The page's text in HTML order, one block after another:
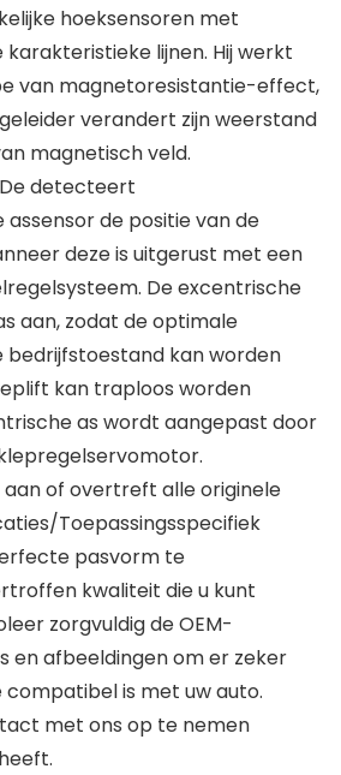
hoeksensoren met
lijnen. Hij werkt
van magnetoresistantie-effect,
verandert zijn weerstand
magnetisch veld.
detecteert
de positie van de
deze is uitgerust met een
De excentrische
aan, zodat de optimale
bedrijfstoestand kan worden
kan traploos worden
as wordt aangepast door
of overtreft alle originele
Toepassingsspecifiek
pasvorm te
kwaliteit die u kunt
zorgvuldig de OEM-
en afbeeldingen om er zeker
compatibel is met uw auto.
met ons op te nemen